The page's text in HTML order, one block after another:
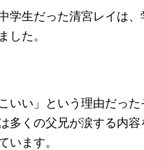
学生だった清宮レイは、
した。
いい」という理由だっ
多くの父兄が涙する内容
います。